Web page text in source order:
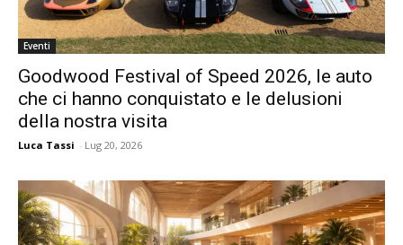
Eventi
Goodwood Festival of Speed 2026, le auto
che ci hanno conquistato e le delusioni
della nostra visita
Luca Tassi - Lug 20, 2026